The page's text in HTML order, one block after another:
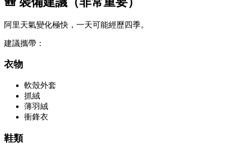
阿里天氣變化極快，一天可能經歷四季。
建議攜帶：
衣物
軟殼外套
抓絨
薄羽絨
衝鋒衣
鞋類